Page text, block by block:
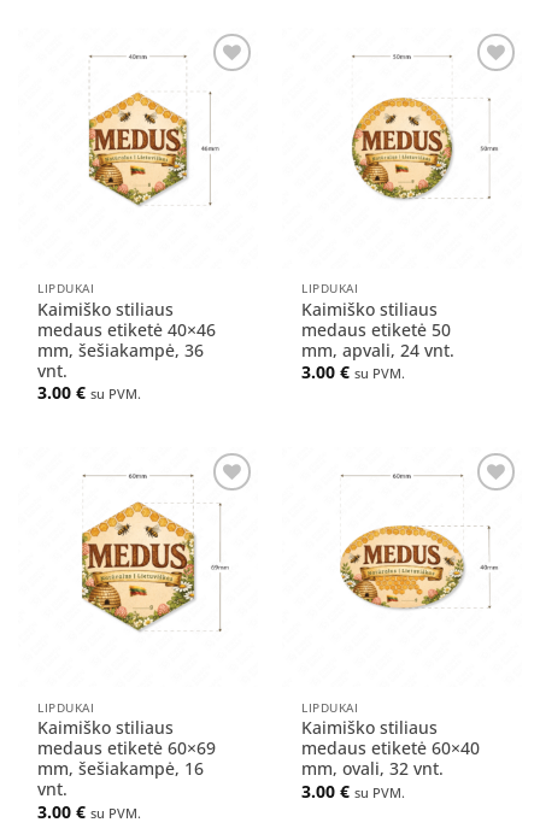
Pridėti
LIPDUKAI
Kaimiško stiliaus
medaus etiketė 40×46
mm, šešiakampė, 36
vnt.
3.00€ su PVM.
į norų
LIPDUKAI
Kaimiško stiliaus
medaus etiketė 50
mm, apvali, 24 vnt.
3.00€ su PVM.
Pridėti
LIPDUKAI
Kaimiško stiliaus
medaus etiketė 60×69
mm, šešiakampė, 16
vnt.
3.00€ su PVM.
į norų
LIPDUKAI
Kaimiško stiliaus
medaus etiketė 60×40
mm, ovali, 32 vnt.
3.00€ su PVM.